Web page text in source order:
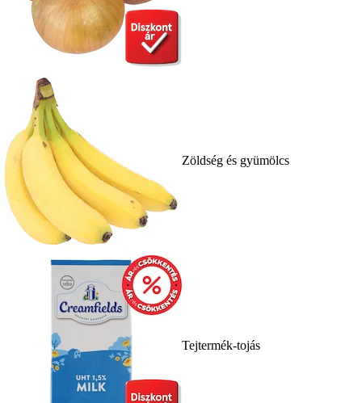
Zöldség és gyümölcs
Tejtermék-tojás